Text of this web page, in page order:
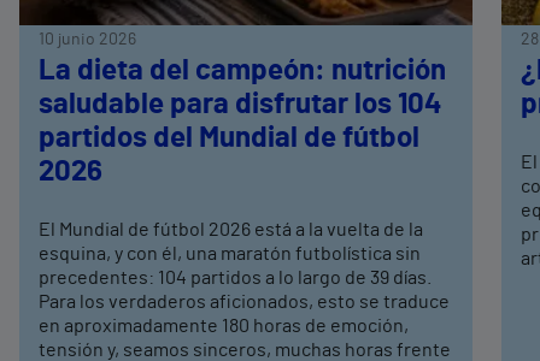
10 junio 2026
La dieta del campeón: nutrición
saludable para disfrutar los 104
partidos del Mundial de fútbol
2026
El Mundial de fútbol 2026 está a la vuelta de la
esquina, y con él, una maratón futbolística sin
precedentes: 104 partidos a lo largo de 39 días.
Para los verdaderos aficionados, esto se traduce
en aproximadamente 180 horas de emoción,
tensión y, seamos sinceros, muchas horas frente